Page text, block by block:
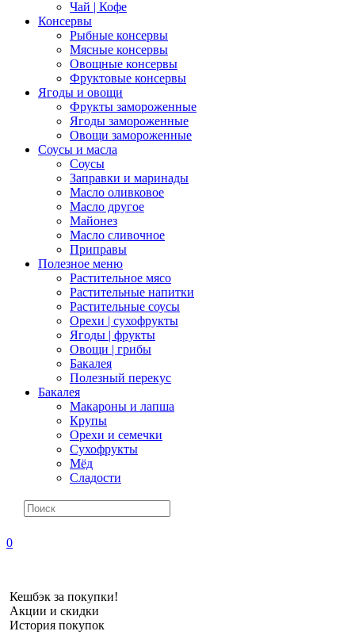
Чай | Кофе
Консервы
Рыбные консервы
Мясные консервы
Овощные консервы
Фруктовые консервы
Ягоды и овощи
Фрукты замороженные
Ягоды замороженные
Овощи замороженные
Соусы и масла
Соусы
Заправки и маринады
Масло оливковое
Масло другое
Майонез
Масло сливочное
Приправы
Полезное меню
Растительное мясо
Растительные напитки
Растительные соусы
Орехи | сухофрукты
Ягоды | фрукты
Овощи | грибы
Бакалея
Полезный перекус
Бакалея
Макароны и лапша
Крупы
Орехи и семечки
Сухофрукты
Мёд
Сладости
0
Кешбэк за покупки!
Акции и скидки
История покупок